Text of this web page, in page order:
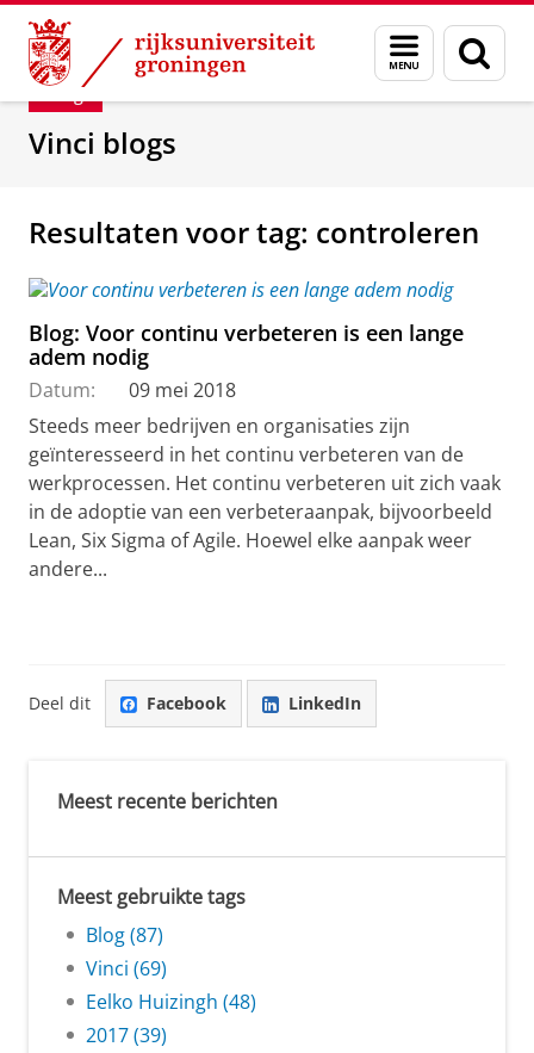
Skip
Content
Skip
Navigation
Menu
en
zoeken
Department of Innovation Management &
Blog
Vinci blogs
Resultaten voor tag: controleren
Blog: Voor continu verbeteren is een lange
adem nodig
Datum:
09 mei 2018
Steeds meer bedrijven en organisaties zijn
geïnteresseerd in het continu verbeteren van de
werkprocessen. Het continu verbeteren uit zich vaak
in de adoptie van een verbeteraanpak, bijvoorbeeld
Lean, Six Sigma of Agile. Hoewel elke aanpak weer
andere...
Deel dit Facebook LinkedIn
Meest recente berichten
Meest gebruikte tags
Blog (87)
Vinci (69)
Eelko Huizingh (48)
2017 (39)